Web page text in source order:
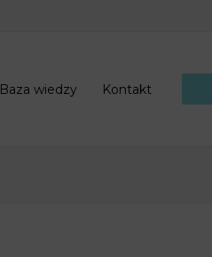
Baza wiedzy Kontakt